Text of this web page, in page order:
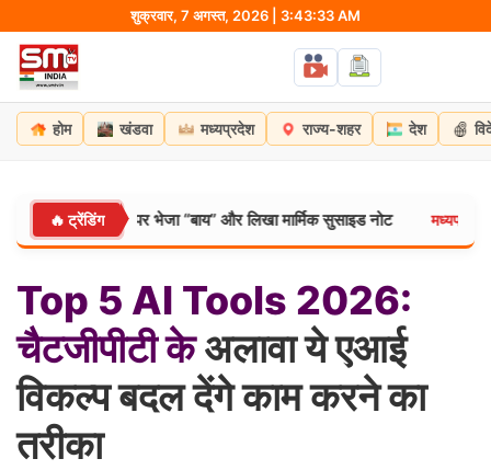
content
शुक्रवार, 7 अगस्त, 2026 | 3:43:34 AM
होम खंडवा मध्यप्रदेश राज्य-शहर देश
🔥 ट्रेंडिंग
पर भेजा “बाय” और लिखा मार्मिक सुसाइड नोट मध्यप्रदेश: मंडला में
Top 5 AI Tools 2026:
चैटजीपीटीकेअलावा ये एआई
विकल्प बदल देंगे काम करने का
तरीका